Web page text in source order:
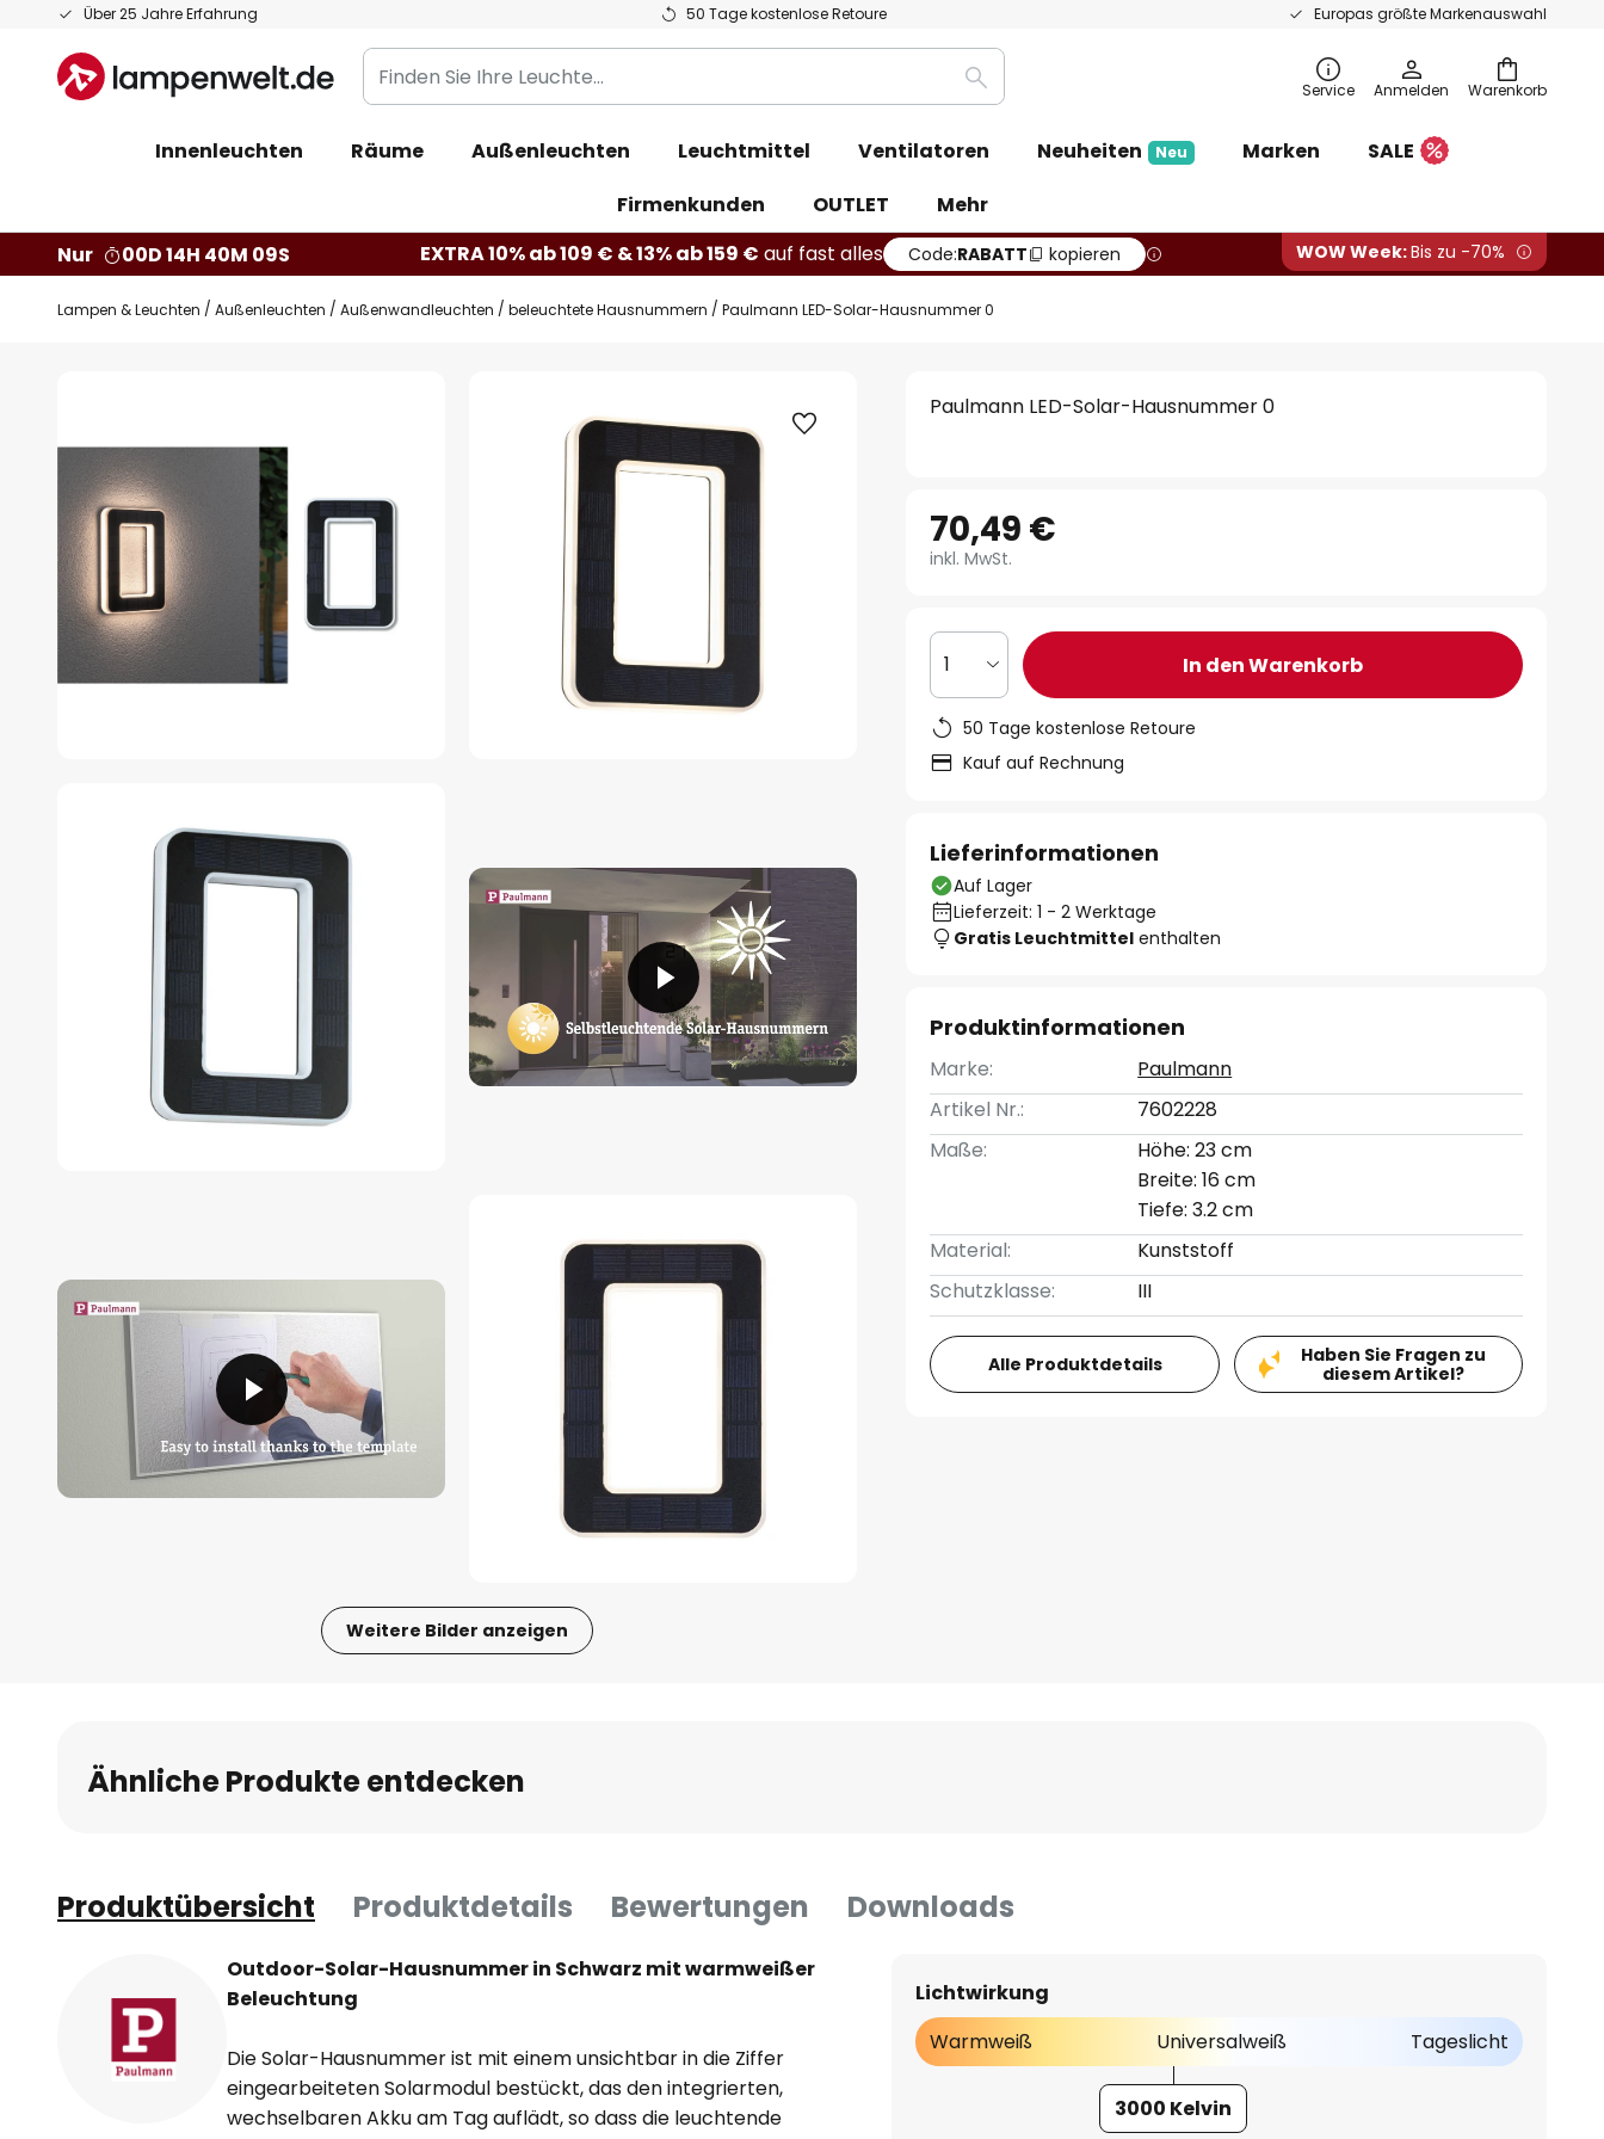
Über 25 Jahre Erfahrung 50 Tage kostenlose Retoure Europas größte Markenauswahl
Zum
springen
Warenkorb
Finden
Sie
Leuchte...
Suche Service Anmelden
Innenleuchten Räume Außenleuchten Leuchtmittel Ventilatoren Neuheiten Neu Marken
SALE
Firmenkunden
OUTLET
Mehr
Nur
00D 14H 40M 08S EXTRA 10% ab 109 € & 13% ab 159 € auf fast alles Code:RABATT kopieren WOW Week:Bis zu -70%
Lampen & Leuchten Außenleuchten Außenwandleuchten beleuchtete Hausnummern Paulmann LED-Solar-Hausnummer 0
der
Bildgalerie
springen
Weitere Bilder anzeigen
Bildgalerie
springen
Paulmann LED-Solar-Hausnummer 0
70,49 €
inkl. MwSt.
1 In den Warenkorb
50 Tage kostenlose Retoure
Kauf auf Rechnung
Lieferinformationen
Auf Lager
Lieferzeit: 1 - 2 Werktage
Gratis Leuchtmittel enthalten
Produktinformationen
Marke:
Paulmann
Artikel Nr.:
7602228
Maße:
Höhe: 23 cm
Breite: 16 cm
Tiefe: 3.2 cm
Material:
Kunststoff
Schutzklasse:
III
Alle Produktdetails
Haben Sie Fragen zu
diesem Artikel?
Ähnliche Produkte entdecken
Produktübersicht Produktdetails Bewertungen Downloads
Outdoor-Solar-Hausnummer in Schwarz mit warmweißer
Beleuchtung
Die Solar-Hausnummer ist mit einem unsichtbar in die Ziffer
eingearbeiteten Solarmodul bestückt, das den integrierten,
wechselbaren Akku am Tag auflädt, so dass die leuchtende
Lichtwirkung
Warmweiß
Universalweiß Tageslicht
3000 Kelvin